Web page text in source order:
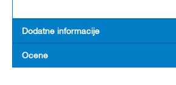
Dodatne informacije
Ocene